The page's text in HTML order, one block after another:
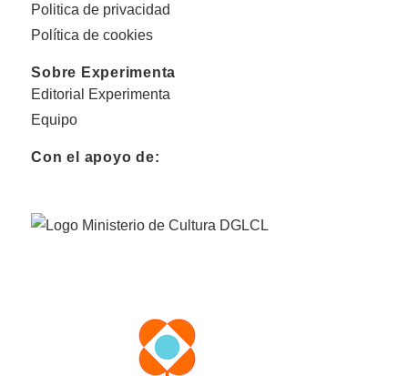
Politica de privacidad
Política de cookies
Sobre Experimenta
Editorial Experimenta
Equipo
Con el apoyo de: